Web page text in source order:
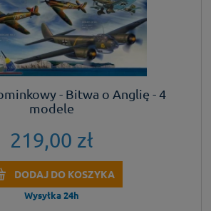
- Bitwa o Anglię - 4
modele
219,00 zł
DODAJ DO KOSZYKA
Wysyłka 24h